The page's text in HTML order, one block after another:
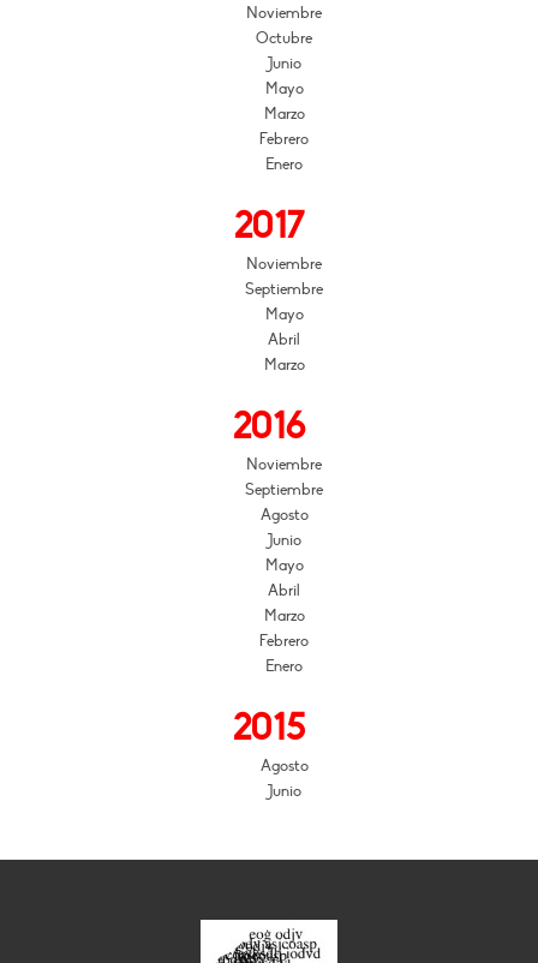
Noviembre
Octubre
Junio
Mayo
Marzo
Febrero
Enero
2017
Noviembre
Septiembre
Mayo
Abril
Marzo
2016
Noviembre
Septiembre
Agosto
Junio
Mayo
Abril
Marzo
Febrero
Enero
2015
Agosto
Junio